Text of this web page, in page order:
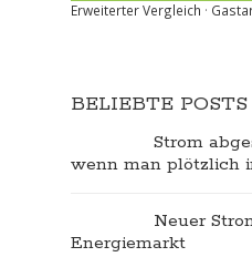
Erweiterter Vergleich ·
BELIEBTE POSTS
Strom
wenn man plötzlich
Neuer
Energiemarkt